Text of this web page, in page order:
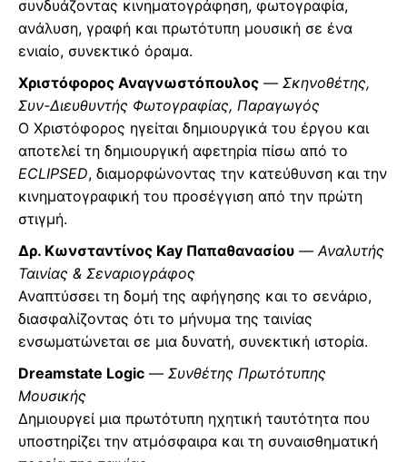
συνδυάζοντας κινηματογράφηση, φωτογραφία,
ανάλυση, γραφή και πρωτότυπη μουσική σε ένα
ενιαίο, συνεκτικό όραμα.
Χριστόφορος Αναγνωστόπουλος — Σκηνοθέτης,
Συν-Διευθυντής Φωτογραφίας, Παραγωγός
Ο Χριστόφορος ηγείται δημιουργικά του έργου και
αποτελεί τη δημιουργική αφετηρία πίσω από το
ECLIPSED, διαμορφώνοντας την κατεύθυνση και την
κινηματογραφική του προσέγγιση από την πρώτη
στιγμή.
Δρ. Κωνσταντίνος Kay Παπαθανασίου — Αναλυτής
Ταινίας & Σεναριογράφος
Αναπτύσσει τη δομή της αφήγησης και το σενάριο,
διασφαλίζοντας ότι το μήνυμα της ταινίας
ενσωματώνεται σε μια δυνατή, συνεκτική ιστορία.
Dreamstate Logic — Συνθέτης Πρωτότυπης
Μουσικής
Δημιουργεί μια πρωτότυπη ηχητική ταυτότητα που
υποστηρίζει την ατμόσφαιρα και τη συναισθηματική